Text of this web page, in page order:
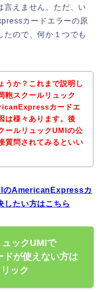
言えません。ただ、い
カードエラーの原
たので、何か１つでも
うか？これまで説明し
鞄スクールリュック
カードエ
は様々あります。後
ールリュックUMIの公
質問されてみるといい
のAmericanExpressカ
したい方はこちら
ックUMIで
が使えない方は
ック